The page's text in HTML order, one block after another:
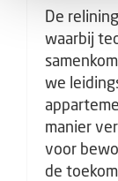
De
waarbij
we
manier
voor
de